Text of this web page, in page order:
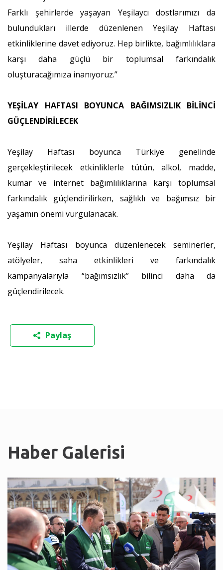
Farklı şehirlerde yaşayan Yeşilaycı dostlarımızı da
bulundukları illerde düzenlenen Yeşilay Haftası
etkinliklerine davet ediyoruz. Hep birlikte, bağımlılıklara
karşı daha güçlü bir toplumsal farkındalık
oluşturacağımıza inanıyoruz.”
YEŞİLAY HAFTASI BOYUNCA BAĞIMSIZLIK BİLİNCİ
GÜÇLENDİRİLECEK
Yeşilay Haftası boyunca Türkiye genelinde
gerçekleştirilecek etkinliklerle tütün, alkol, madde,
kumar ve internet bağımlılıklarına karşı toplumsal
farkındalık güçlendirilirken, sağlıklı ve bağımsız bir
yaşamın önemi vurgulanacak.
Yeşilay Haftası boyunca düzenlenecek seminerler,
atölyeler, saha etkinlikleri ve farkındalık
kampanyalarıyla “bağımsızlık” bilinci daha da
güçlendirilecek.
Paylaş
Haber Galerisi